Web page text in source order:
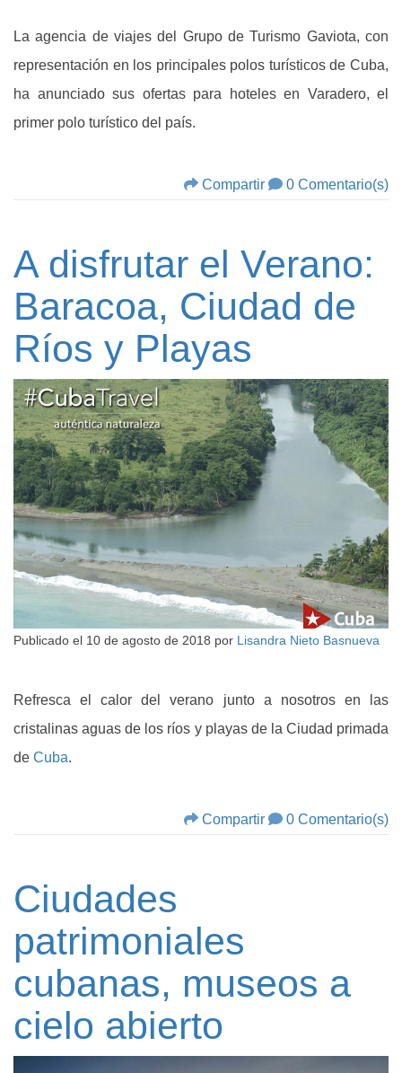
La agencia de viajes del Grupo de Turismo Gaviota, con
representación en los principales polos turísticos de Cuba,
ha anunciado sus ofertas para hoteles en Varadero, el
primer polo turístico del país.
Compartir 0 Comentario(s)
A disfrutar el Verano:
Baracoa, Ciudad de
Ríos y Playas
Publicado el 10 de agosto de 2018 por Lisandra Nieto Basnueva
Refresca el calor del verano junto a nosotros en las
cristalinas aguas de los ríos y playas de la Ciudad primada
de Cuba.
Compartir 0 Comentario(s)
Ciudades
patrimoniales
cubanas, museos a
cielo abierto